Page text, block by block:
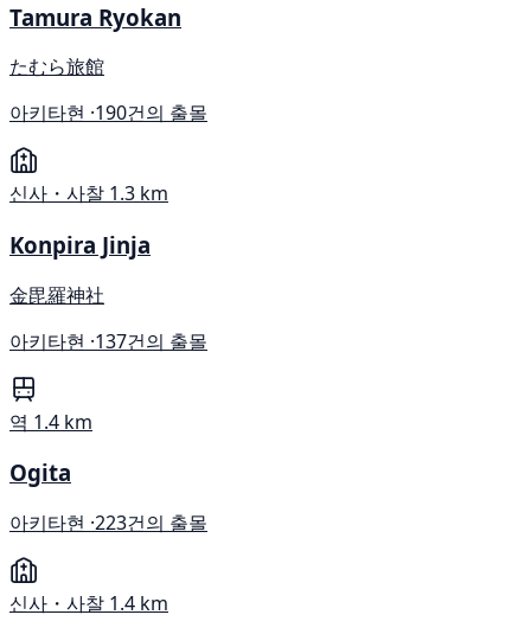
Tamura Ryokan
たむら旅館
아키타현 ·190건의 출몰
신사・사찰 1.3 km
Konpira Jinja
金毘羅神社
아키타현 ·137건의 출몰
역 1.4 km
Ogita
아키타현 ·223건의 출몰
신사・사찰 1.4 km